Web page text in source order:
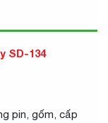
SD-134
pin, gốm, cấp